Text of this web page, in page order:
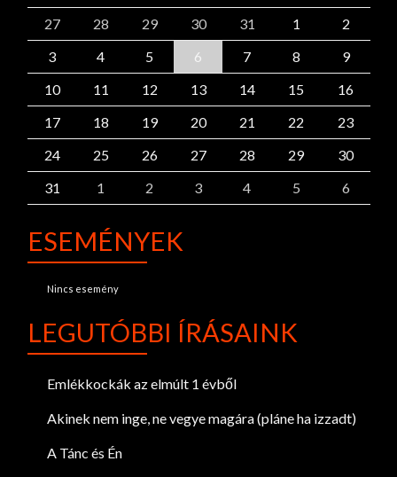
27
28 29 30 31 1
2
3
4 5 6 7 8
9
10
11 12 13 14 15
16
17
18 19 20 21 22
23
24
25 26 27 28 29
30
31
1 2 3 4 5 6
ESEMÉNYEK
Nincs esemény
LEGUTÓBBI ÍRÁSAINK
Emlékkockák az elmúlt 1 évből
Akinek nem inge, ne vegye magára (pláne ha izzadt)
A Tánc és Én